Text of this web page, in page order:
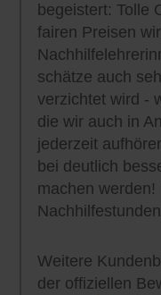
begeistert: Tolle
fairen Preisen
schätze auch
verzichtet wird -
die wir auch in
jederzeit
bei deutlich
machen
Weitere
der offiziellen